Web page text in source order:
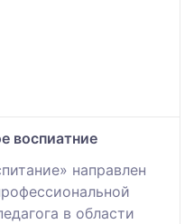
воспиатние
направлен
в области